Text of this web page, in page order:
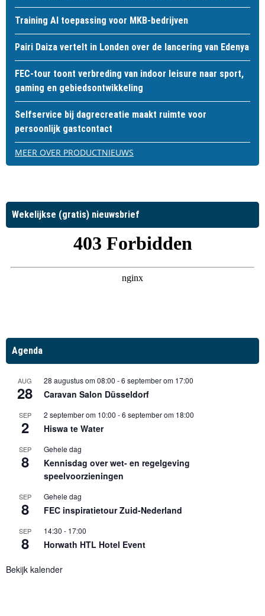
Training AI toepassing voor MKB-bedrijven
Pairi Daiza vertelt in Londen over de lancering van Edenya
FEC-tour toont verbreding van indoor leisure naar sport,
gaming en gebiedsontwikkeling
Selfservice bij dagrecreatie maakt ruimte voor
persoonlijk gastcontact
MEER OVER PRODUCTNIEUWS
Wekelijkse (gratis) nieuwsbrief
Agenda
AUG
28
28 augustus om 08:00 -6 september om 17:00
Caravan Salon Düsseldorf
SEP
2
2 september om 10:00 -6 september om 18:00
Hiswa te Water
SEP
8
Gehele dag
Kennisdag over wet- en regelgeving
speelvoorzieningen
SEP
8
Gehele dag
FEC inspiratietour Zuid-Nederland
SEP
8
14:30 - 17:00
Horwath HTL Hotel Event
Bekijk kalender